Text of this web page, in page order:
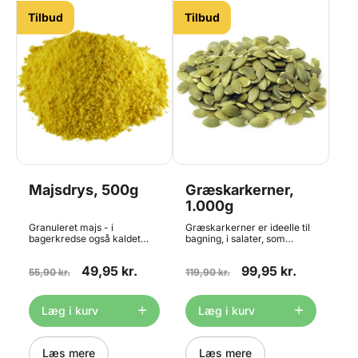
Tilbud
Majsdrys, 500g
Granuleret majs - i
bagerkredse også kaldet
og egner sig godt til drys
dejen. Det helt rigtige til at
toppe majsstykker af med.
Indeholder 500g fordelt i 2
poser á 250g
55,90 kr. 49,95 kr.
Læg i kurv
Læs mere
Tilbud
Græskarkerner,
1.000g
Græskarkerner er ideelle til
bagning, i salater, som
Kernerne er rige på protein
at give en god
mæthedsfornemmelse.
Desuden indeholder de
meget magnesium, hvilket er
godt for vores knogler og
samtidig forbedrer
119,90 kr. 99,95 kr.
Læg i kurv
Læs mere